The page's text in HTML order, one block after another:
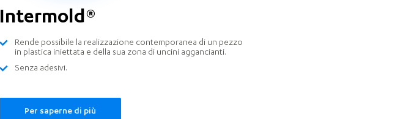
Intermold®
Rende possibile la realizzazione contemporanea di un pezzo
in plastica iniettata e della sua zona di uncini aggancianti.
Senza adesivi.
Per saperne di più